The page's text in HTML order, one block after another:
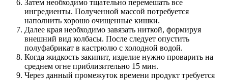
Затем необходимо тщательно перемешать все
ингредиенты. Полученной массой потребуется
наполнить хорошо очищенные кишки.
Далее края необходимо завязать ниткой, формируя
внешний вид колбасы. После следует опустить
полуфабрикат в кастрюлю с холодной водой.
Когда жидкость закипит, изделие нужно проварить на
среднем огне приблизительно 15 мин.
Через данный промежуток времени продукт требуется